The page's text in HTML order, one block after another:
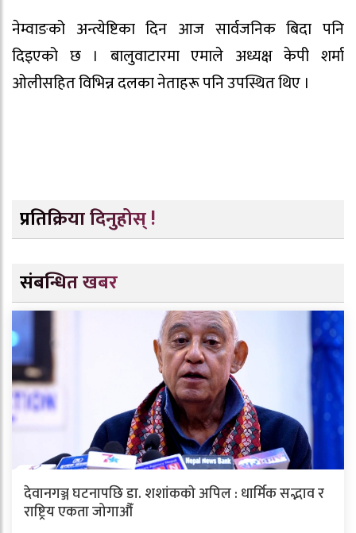
नेम्वाङको अन्त्येष्टिका दिन आज सार्वजनिक बिदा पनि
दिइएको छ । बालुवाटारमा एमाले अध्यक्ष केपी शर्मा
ओलीसहित विभिन्न दलका नेताहरू पनि उपस्थित थिए ।
प्रतिक्रिया दिनुहोस् !
संबन्धित खबर
देवानगञ्ज घटनापछि डा. शशांककाे अपिल : धार्मिक सद्भाव र
राष्ट्रिय एकता जोगाऔँ